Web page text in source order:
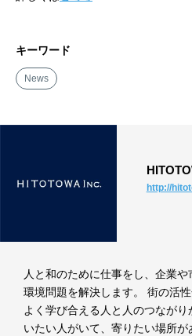
キーワード
News
http://
人と和のために仕事をし、企業
環境問題を解決します。 街の活
よく学び合える人と人のつなが
いたい人がいて、寄りたい場所